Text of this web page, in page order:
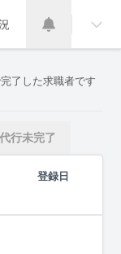
了した求職者です
行未完了
登録日